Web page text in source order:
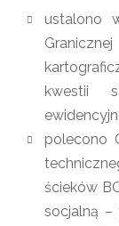
ustalono
kwestii
polecono
ścieków
socjalną –